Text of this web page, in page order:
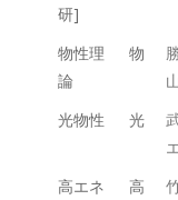
研]
物性理
論
物
光物性
光
高エネ
高